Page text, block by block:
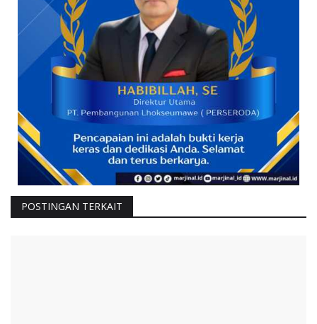
POSTINGAN TERKAIT